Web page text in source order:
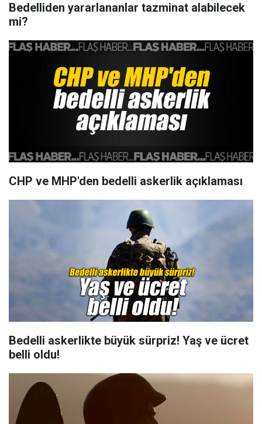
Bedelliden yararlananlar tazminat alabilecek
mi?
CHP ve MHP'den bedelli askerlik açıklaması
Bedelli askerlikte büyük sürpriz! Yaş ve ücret
belli oldu!